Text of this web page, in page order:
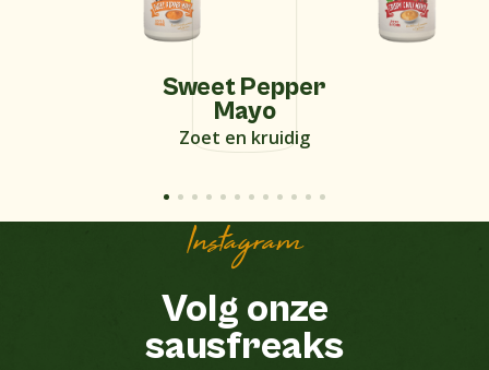
Sweet Pepper
Mayo
Zoet en kruidig
Instagram
Volg onze
sausfreaks